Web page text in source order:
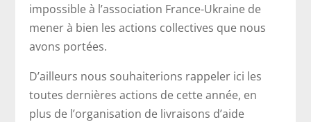
impossible à l’association France-Ukraine de
mener à bien les actions collectives que nous
avons portées.
D’ailleurs nous souhaiterions rappeler ici les
toutes dernières actions de cette année, en
plus de l’organisation de livraisons d’aide